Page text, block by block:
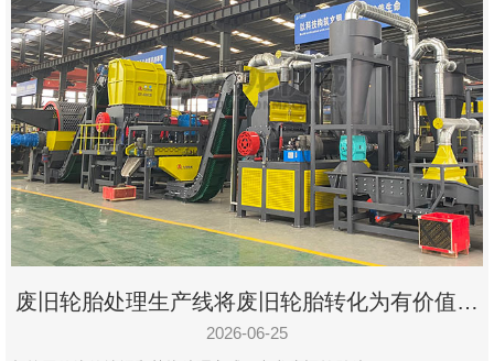
司
豫
ICP
备
19020390
号-1
废旧轮胎处理生产线将废旧轮胎转化为有价值的
资源
2026-06-25